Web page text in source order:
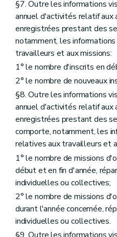
§7. Outre les informations
annuel d'activités relatif aux
enregistrées prestant des
notamment, les
travailleurs et aux missions:
1° le nombre d'inscrits en
2° le nombre de nouveaux
§8. Outre les informations
annuel d'activités relatif aux
enregistrées prestant des
comporte, notamment, les
relatives aux travailleurs et
1° le nombre de missions
début et en fin d'année,
individuelles ou collectives;
2° le nombre de missions
durant l'année concernée,
individuelles ou collectives.